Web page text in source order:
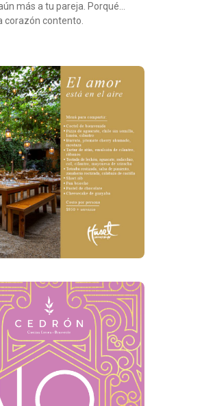
más a tu pareja. Porqué…
corazón contento.